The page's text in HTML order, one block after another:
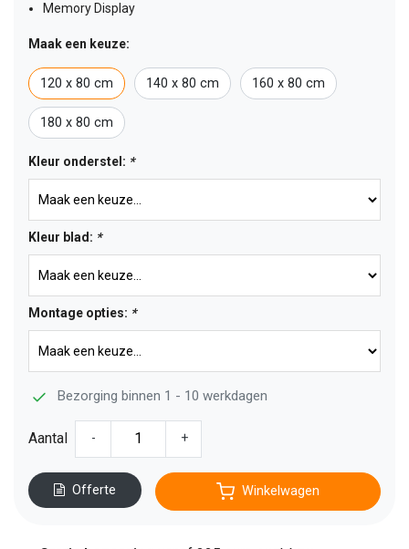
Memory Display
Maak een keuze:
120 x 80 cm 140 x 80 cm 160 x 80 cm
180 x 80 cm
Kleur onderstel: *
Kleur blad: *
Montage opties: *
Bezorging binnen 1 - 10 werkdagen
Aantal - +
Offerte Winkelwagen